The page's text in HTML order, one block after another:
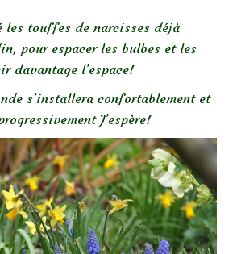
les touffes de narcisses déjà
pour espacer les bulbes et les
davantage l’espace!
s’installera confortablement et
J’espère!